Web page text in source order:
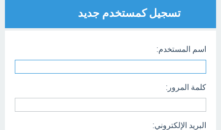
تسجيل كمستخدم جديد
اسم المستخدم:
كلمة المرور:
البريد الإلكتروني: